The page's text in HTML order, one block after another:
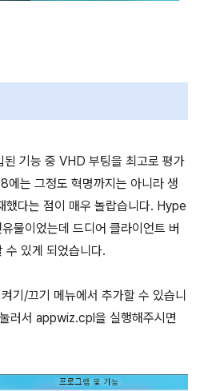
기능 중 VHD 부팅을 최고로 평가
에는 그정도 혁명까지는 아니라 생
다는 점이 매우 놀랍습니다. Hype
물이었는데 드디어 클라이언트 버
있게 되었습니다.
기/끄기 메뉴에서 추가할 수 있습니
러서 appwiz.cpl을 실행해주시면